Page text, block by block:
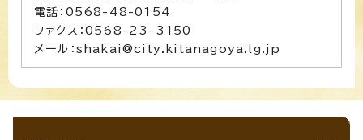
電話：0568-48-0154
ファクス：0568-23-3150
メール：shakai@city.kitanagoya.lg.jp